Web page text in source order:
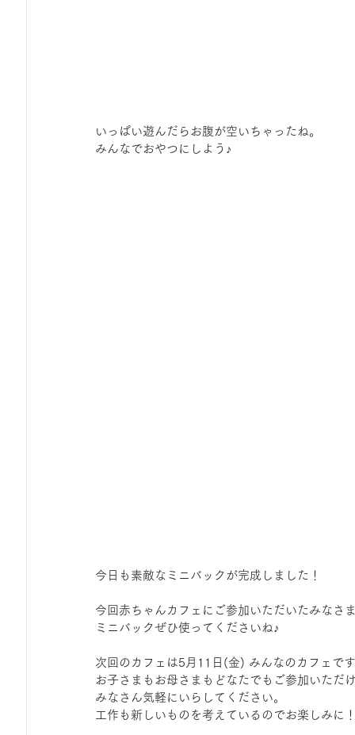
いっぱい遊んだらお腹が空いちゃったね。
みんなでおやつにしよう♪
今日も素敵なミニバックが完成しました！
今回赤ちゃんカフェにご参加いただいたみなさ
ミニバックぜひ使ってくださいね♪
次回のカフェは5月11日(金) みんなのカフェで
お子さまもお母さまもどなたでもご参加いただ
みなさん気軽にいらしてください。
工作も新しいものを考えているのでお楽しみに